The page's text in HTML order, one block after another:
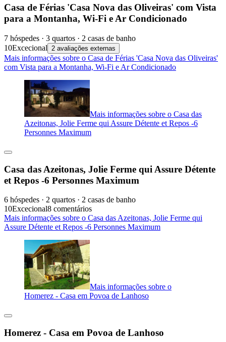
Casa de Férias 'Casa Nova das Oliveiras' com Vista
para a Montanha, Wi-Fi e Ar Condicionado
7 hóspedes · 3 quartos · 2 casas de banho
10Excecional 2 avaliações externas
Mais informações sobre o Casa de Férias 'Casa Nova das Oliveiras'
com Vista para a Montanha, Wi-Fi e Ar Condicionado
Mais informações sobre o Casa das
Azeitonas, Jolie Ferme qui Assure Détente et Repos -6
Personnes Maximum
Casa das Azeitonas, Jolie Ferme qui Assure Détente
et Repos -6 Personnes Maximum
6 hóspedes · 2 quartos · 2 casas de banho
10Excecional8 comentários
Mais informações sobre o Casa das Azeitonas, Jolie Ferme qui
Assure Détente et Repos -6 Personnes Maximum
Mais informações sobre o
Homerez - Casa em Povoa de Lanhoso
Homerez - Casa em Povoa de Lanhoso